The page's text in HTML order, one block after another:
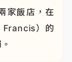
家飯店，在
Francis）的